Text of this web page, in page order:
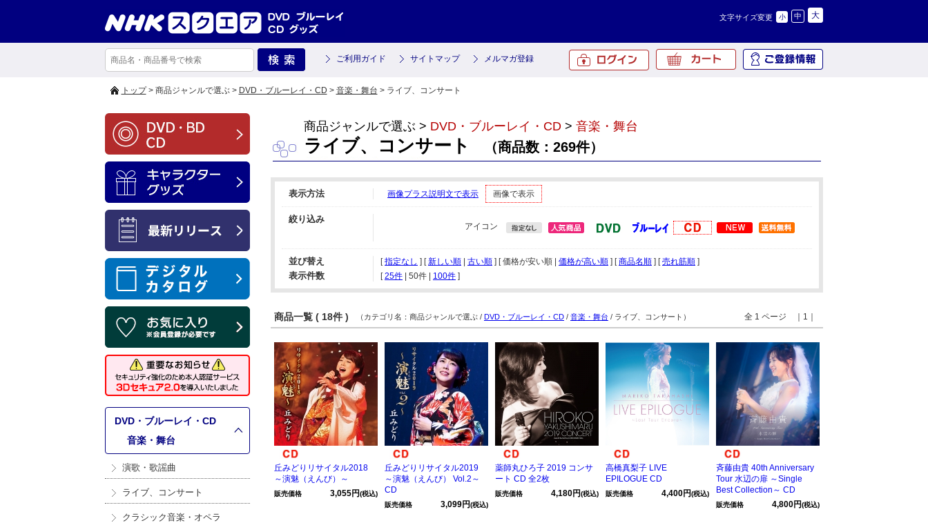
文字サイズ変更 小 中 大
ご利用ガイド サイトマップ メルマガ登録
トップ> 商品ジャンルで選ぶ > DVD・ブルーレイ・CD > 音楽・舞台 > ライブ、コンサート
DVD・ブルーレイ・CD
音楽・舞台
演歌・歌謡曲
ライブ、コンサート
クラシック音楽・オペラ
商品ジャンルで選ぶ > DVD・ブルーレイ・CD > 音楽・舞台
ライブ、コンサート （商品数：269件）
表示方法 画像プラス説明文で表示 画像で表示
絞り込み
アイコン
並び替え [指定なし ] [新しい順 古い順 ] [ 価格が安い順 | 価格が高い順 ] [商品名順 ] [売れ筋順 ]
表示件数 [ 25件 50件 100件 ]
商品一覧 ( 18件 ) 全 1 ページ ｜1｜
（カテゴリ名：商品ジャンルで選ぶ / DVD・ブルーレイ・CD / 音楽・舞台 / ライブ、コンサート）
丘みどりリサイタル2018
～演魅（えんび）～
販売価格 3,055円(税込)
丘みどりリサイタル2019
～演魅（えんび） Vol.2～
CD
販売価格 3,099円(税込)
薬師丸ひろ子 2019 コンサ
ート CD 全2枚
販売価格 4,180円(税込)
高橋真梨子 LIVE
EPILOGUE CD
販売価格 4,400円(税込)
斉藤由貴 40th Anniversary
Tour 水辺の扉 ～Single
Best Collection～ CD
販売価格 4,800円(税込)